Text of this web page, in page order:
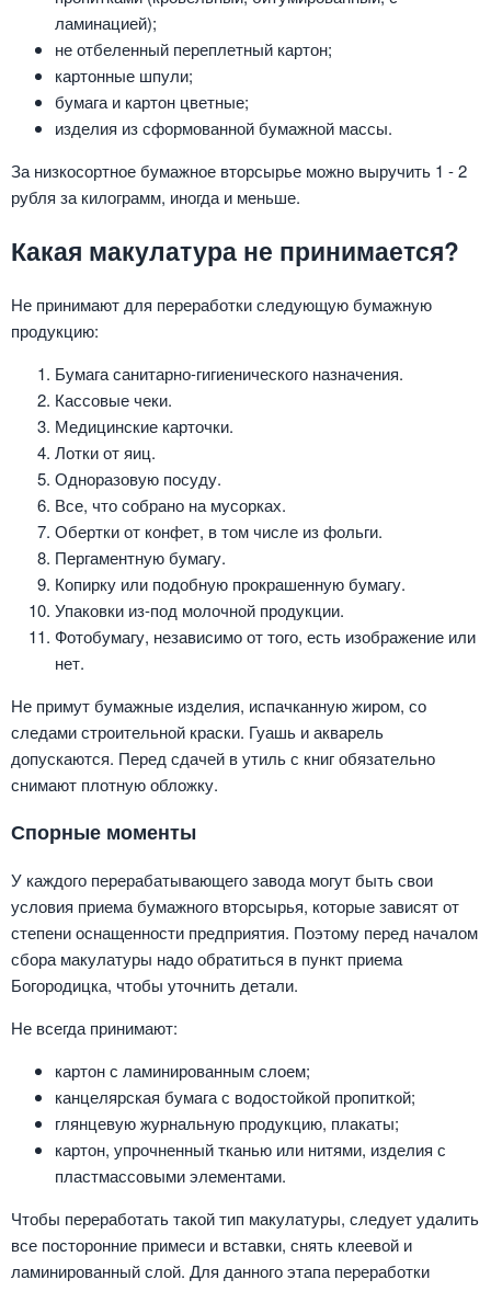
ламинацией);
не отбеленный переплетный картон;
картонные шпули;
бумага и картон цветные;
изделия из сформованной бумажной массы.
За низкосортное бумажное вторсырье можно выручить 1 - 2
рубля за килограмм, иногда и меньше.
Какая макулатура не принимается?
Не принимают для переработки следующую бумажную
продукцию:
Бумага санитарно-гигиенического назначения.
Кассовые чеки.
Медицинские карточки.
Лотки от яиц.
Одноразовую посуду.
Все, что собрано на мусорках.
Обертки от конфет, в том числе из фольги.
Пергаментную бумагу.
Копирку или подобную прокрашенную бумагу.
Упаковки из-под молочной продукции.
Фотобумагу, независимо от того, есть изображение или
нет.
Не примут бумажные изделия, испачканную жиром, со
следами строительной краски. Гуашь и акварель
допускаются. Перед сдачей в утиль с книг обязательно
снимают плотную обложку.
Спорные моменты
У каждого перерабатывающего завода могут быть свои
условия приема бумажного вторсырья, которые зависят от
степени оснащенности предприятия. Поэтому перед началом
сбора макулатуры надо обратиться в пункт приема
Богородицка, чтобы уточнить детали.
Не всегда принимают:
картон с ламинированным слоем;
канцелярская бумага с водостойкой пропиткой;
глянцевую журнальную продукцию, плакаты;
картон, упрочненный тканью или нитями, изделия с
пластмассовыми элементами.
Чтобы переработать такой тип макулатуры, следует удалить
все посторонние примеси и вставки, снять клеевой и
ламинированный слой. Для данного этапа переработки